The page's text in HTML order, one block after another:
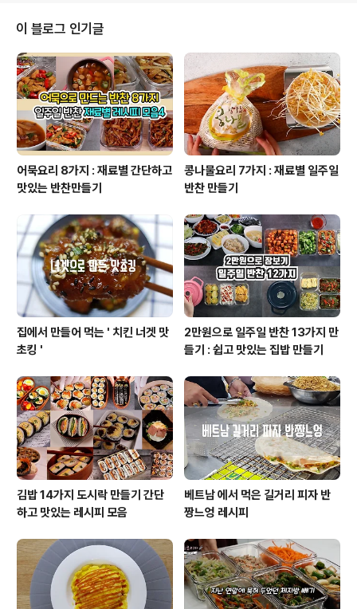
1숟가락, 깨 1숟가락 절이지 않고 만드는 정말 초간단 오이
무침 만들기 1.오이두드리기 밀대 또는 랩 봉으로 오이를
두드려 주세요 오이2개 두드리는 과정이 정말 신나요 2.오
이자르기 두드린 오이 4등분으로 자른후 길게 4등분 잘라
주세요 오이씨는 제거해줍니다 3.오이무침 양념하기 소금
..
이 블로그 인기글
어묵요리 8가지 : 재료별 간단하고
맛있는 반찬만들기
콩나물요리 7가지 : 재료별 일주일
반찬 만들기
집에서 만들어 먹는 ' 치킨 너겟 맛
초킹 '
2만원으로 일주일 반찬 13가지 만
들기 : 쉽고 맛있는 집밥 만들기
김밥 14가지 도시락 만들기 간단
하고 맛있는 레시피 모음
베트남 에서 먹은 길거리 피자 반
짱느엉 레시피